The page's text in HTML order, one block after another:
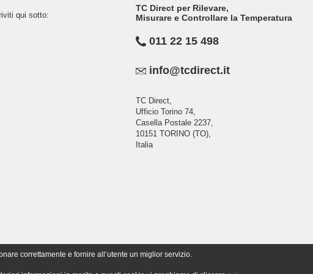
qui sotto:
TC Direct per Rilevare,
Misurare e Controllare la Temperatura
011 22 15 498
info@tcdirect.it
TC Direct,
Ufficio Torino 74,
Casella Postale 2237,
10151 TORINO (TO),
Italia
correttamente e fornire all’utente un miglior servizio.